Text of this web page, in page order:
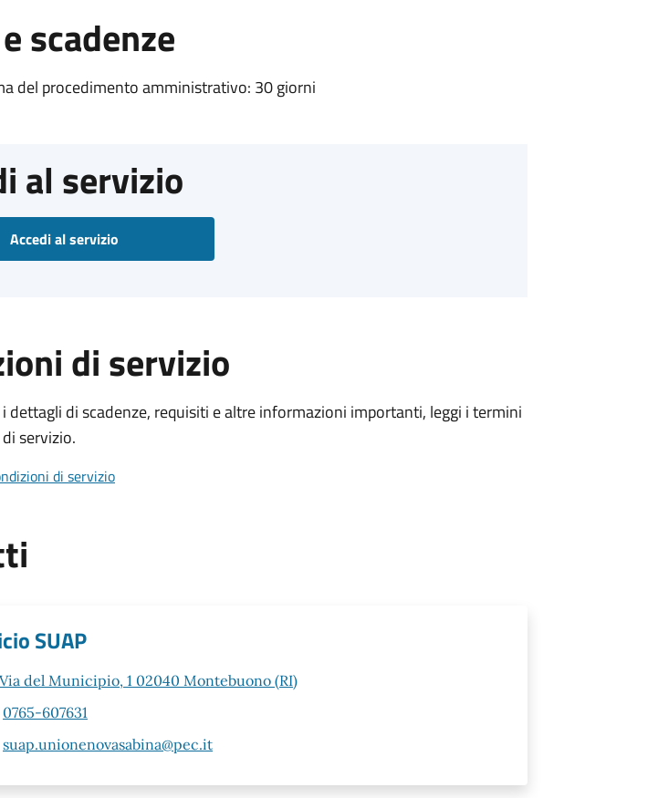
scadenze
del procedimento amministrativo: 30 giorni
al servizio
Accedi al servizio
di servizio
dettagli di scadenze, requisiti e altre informazioni importanti, leggi i termini
servizio.
di servizio
SUAP
Via del Municipio, 1 02040 Montebuono (RI)
0765-607631
suap.unionenovasabina@pec.it